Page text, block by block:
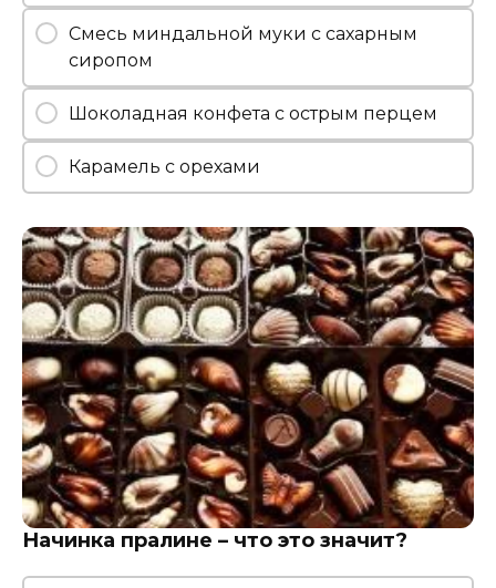
Смесь миндальной муки с сахарным
сиропом
Шоколадная конфета с острым перцем
Карамель с орехами
Начинка пралине – что это значит?